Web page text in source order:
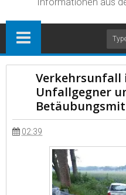
Verkehrsunfall
Unfallgegner
02:39